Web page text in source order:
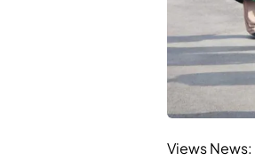
Views News: